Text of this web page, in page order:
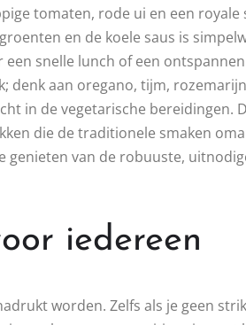
tomaten, rode ui en een royale
en de koele saus is
snelle lunch of een
denk aan oregano, tijm,
in de vegetarische bereidingen.
die de traditionele smaken
van de robuuste,
iedereen
worden. Zelfs als je geen